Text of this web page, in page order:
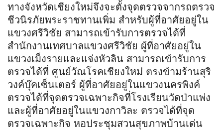
ทางจังหวัดเชียงใหม่จึงจะตั้งจุดตรวจจากรถตรวจ
ชีวนิรภัยพระราชทานเพิ่ม สำหรับผู้ที่อาศัยอยู่ใน
แขวงศรีวิชัย สามารถเข้ารับการตรวจได้ที่
สำนักงานเทศบาลแขวงศรีวิชัย ผู้ที่อาศัยอยู่ใน
แขวงเม็งรายและแจ่งหัวลิน สามารถเข้ารับการ
ตรวจได้ที่ ศูนย์วัณโรคเชียงใหม่ ตรงข้ามร้านสุริ
วงค์บุ๊คเซ็นเตอร์ ผู้ที่อาศัยอยู่ในแขวงนครพิงค์
ตรวจได้ที่จุดตรวจเฉพาะกิจที่โรงเรียนวัดป่าแพ่ง
และผู้ที่อาศัยอยู่ในแขวงกาวิละ ตรวจได้ที่จุด
ตรวจเฉพาะกิจ หอประชุมสวนสุขภาพบ้านเด่น